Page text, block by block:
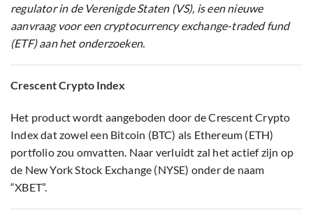
regulator in de Verenigde Staten (VS), is een nieuwe
aanvraag voor een cryptocurrency exchange-traded fund
(ETF) aan het onderzoeken.
Crescent Crypto Index
Het product wordt aangeboden door de Crescent Crypto
Index dat zowel een Bitcoin (BTC) als Ethereum (ETH)
portfolio zou omvatten. Naar verluidt zal het actief zijn op
de New York Stock Exchange (NYSE) onder de naam
“XBET”.